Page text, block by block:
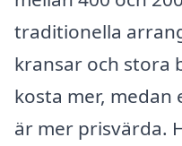
traditionella
kransar och stora
kosta mer,
är mer prisvärda.